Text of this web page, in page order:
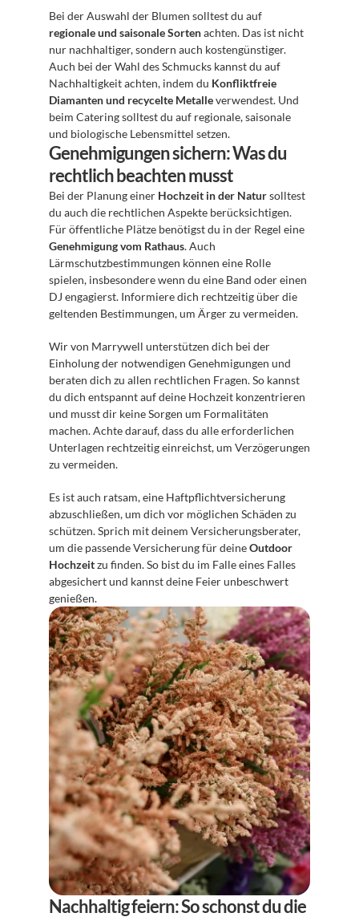
regionale und saisonale Sorten achten. Das ist nicht
nur nachhaltiger, sondern auch kostengünstiger.
Auch bei der Wahl des Schmucks kannst du auf
Nachhaltigkeit achten, indem du Konfliktfreie
Diamanten und recycelte Metalle verwendest. Und
beim Catering solltest du auf regionale, saisonale
und biologische Lebensmittel setzen.
Genehmigungen sichern: Was du
rechtlich beachten musst
Bei der Planung einer Hochzeit in der Natur solltest
du auch die rechtlichen Aspekte berücksichtigen.
Genehmigung vom Rathaus. Auch
Lärmschutzbestimmungen können eine Rolle
spielen, insbesondere wenn du eine Band oder einen
DJ engagierst. Informiere dich rechtzeitig über die
geltenden Bestimmungen, um Ärger zu vermeiden.
Wir von Marrywell unterstützen dich bei der
Einholung der notwendigen Genehmigungen und
beraten dich zu allen rechtlichen Fragen. So kannst
du dich entspannt auf deine Hochzeit konzentrieren
und musst dir keine Sorgen um Formalitäten
machen. Achte darauf, dass du alle erforderlichen
Unterlagen rechtzeitig einreichst, um Verzögerungen
zu vermeiden.
Es ist auch ratsam, eine Haftpflichtversicherung
abzuschließen, um dich vor möglichen Schäden zu
schützen. Sprich mit deinem Versicherungsberater,
um die passende Versicherung für deine Outdoor
Hochzeit zu finden. So bist du im Falle eines Falles
abgesichert und kannst deine Feier unbeschwert
genießen.
Nachhaltig feiern: So schonst du die